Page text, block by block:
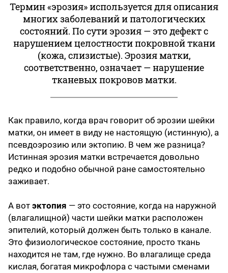
Термин «эрозия» используется для описания
многих заболеваний и патологических
состояний. По сути эрозия — это дефект с
нарушением целостности покровной ткани
(кожа, слизистые). Эрозия матки,
соответственно, означает — нарушение
тканевых покровов матки.
Как правило, когда врач говорит об эрозии шейки
матки, он имеет в виду не настоящую (истинную), а
псевдоэрозию или эктопию. В чем же разница?
Истинная эрозия матки встречается довольно
редко и подобно обычной ране самостоятельно
заживает.
А вот эктопия — это состояние, когда на наружной
(влагалищной) части шейки матки расположен
эпителий, который должен быть только в канале.
Это физиологическое состояние, просто ткань
находится не там, где нужно. Во влагалище среда
кислая, богатая микрофлора с частыми сменами